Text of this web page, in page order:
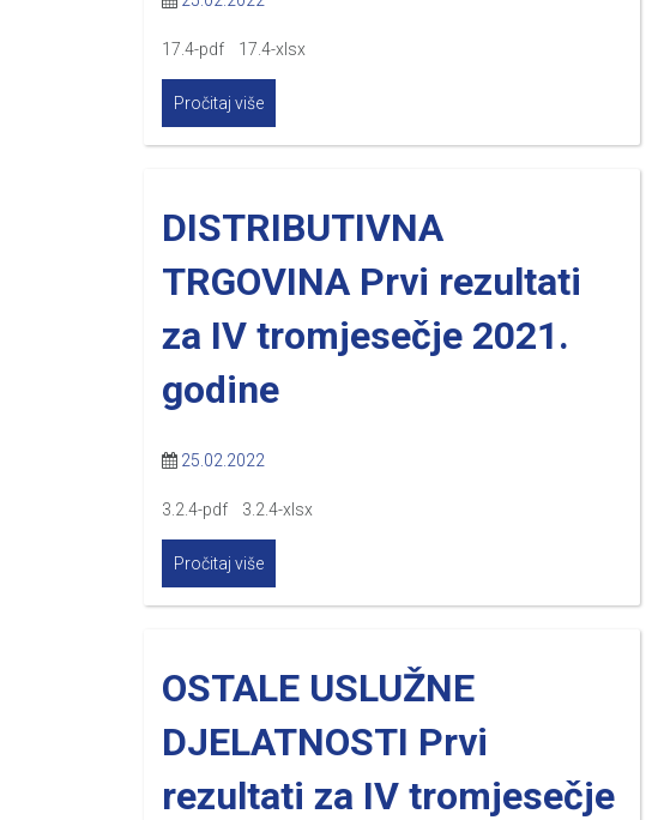
17.4-pdf 17.4-xlsx
Pročitaj više
DISTRIBUTIVNA
TRGOVINA Prvi rezultati
za IV tromjesečje 2021.
godine
25.02.2022
3.2.4-pdf 3.2.4-xlsx
Pročitaj više
OSTALE USLUŽNE
DJELATNOSTI Prvi
rezultati za IV tromjesečje